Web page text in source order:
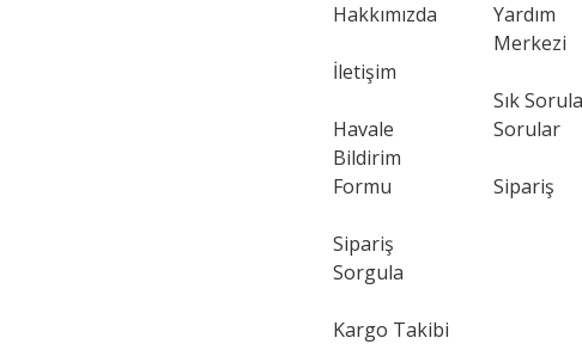
Hakkımızda
İletişim
Havale
Bildirim
Formu
Sipariş
Sorgula
Kargo Takibi
Yardım
Merkezi
Sık
Sorular
Sipariş